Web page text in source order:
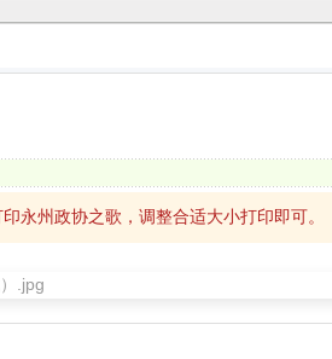
永州政协之歌，调整合适大小打印即可。